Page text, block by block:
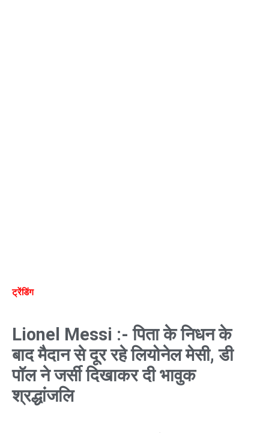
ट्रेंडिंग
Lionel Messi :- पिता के निधन के
बाद मैदान से दूर रहे लियोनेल मेसी, डी
पॉल ने जर्सी दिखाकर दी भावुक
श्रद्धांजलि